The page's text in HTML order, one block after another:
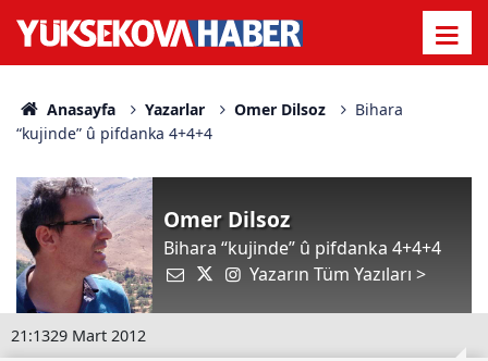
Anasayfa Yazarlar Omer Dilsoz
Bihara
“kujinde” û pifdanka 4+4+4
Omer Dilsoz
Bihara “kujinde” û pifdanka 4+4+4
Yazarın Tüm Yazıları >
21:1329 Mart 2012